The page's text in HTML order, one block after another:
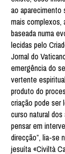
ao
mais complexos,
baseada numa
lecidas pelo
Jornal do
emergência do
vertente
produto do
criação pode ser
curso natural
pensar em
direcção”, lia-se
jesuíta «Civiltà